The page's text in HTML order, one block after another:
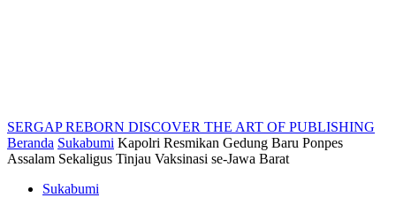
SERGAP REBORN DISCOVER THE ART OF PUBLISHING
Beranda Sukabumi Kapolri Resmikan Gedung Baru Ponpes
Assalam Sekaligus Tinjau Vaksinasi se-Jawa Barat
Sukabumi